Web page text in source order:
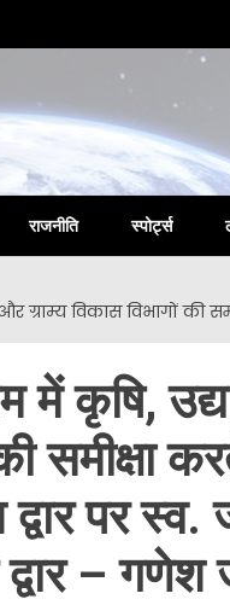
राजनीति स्पोर्ट्स
विकास विभागों की
में कृषि,
समीक्षा
द्वार पर
– गणेश